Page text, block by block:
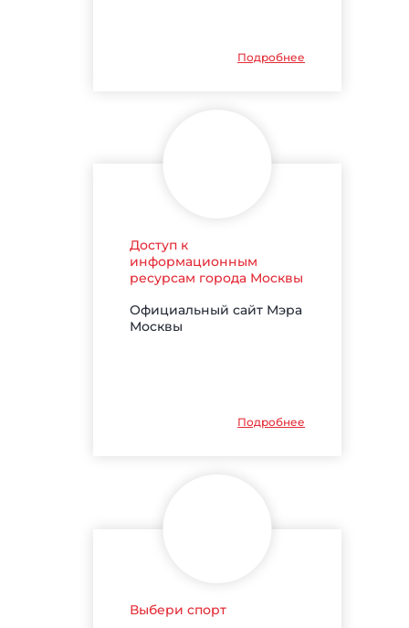
Подробнее
Доступ к
информационным
ресурсам города Москвы
Официальный сайт Мэра
Москвы
Подробнее
Выбери спорт